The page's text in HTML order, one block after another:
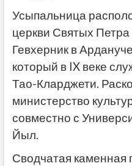
Усыпальница
церкви Святых
Гевхерник в
который в IX веке
Тао-Кларджети.
министерство
совместно с
Йыл.
Сводчатая каменная